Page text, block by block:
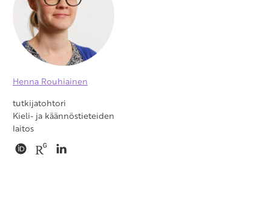
Henna Rouhiainen
tutkijatohtori
Kieli- ja käännöstieteiden
laitos